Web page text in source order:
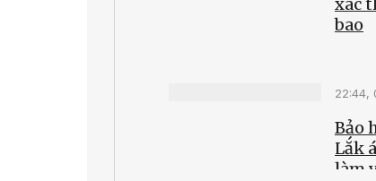
xác
bao
22:44,
Bảo
Lắk
làm